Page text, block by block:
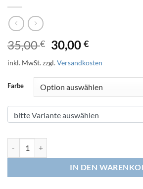
35,00€ Ursprünglicher
Preis
war:
35,00 €
30,00€Aktueller
ist:
30,00 €.
inkl. MwSt.zzgl.Versandkosten
Farbe
IN DEN